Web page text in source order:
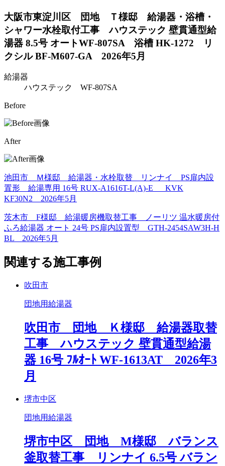
大阪市東淀川区 団地 Ｔ様邸 給湯器・浴槽・
シャワー水栓取付工事 ハウステック 壁貫通型給
湯器 8.5号 オートWF-807SA 浴槽 HK-1272 リ
クシル BF-M607-GA 2026年5月
給湯器
ハウステック WF-807SA
Before
After
池田市 Ｍ様邸 給湯器・水栓取替 リンナイ PS扉内設
置形 給湯専用 16号 RUX-A1616T-L(A)-E KVK
KF30N2 2026年5月
茨木市 F様邸 給湯暖房機取替工事 ノーリツ 温水暖房付
ふろ給湯器 オート 24号 PS扉内設置型 GTH-2454SAW3H-H
BL 2026年5月
関連する施工事例
吹田市
団地用給湯器
吹田市 団地 Ｋ様邸 給湯器取替
工事 ハウステック 壁貫通型給湯
器 16号 ﾌﾙｵｰﾄ WF-1613AT 2026年3
月
堺市中区
団地用給湯器
堺市中区 団地 M様邸 バランス
釜取替工事 リンナイ 6.5号 バラン